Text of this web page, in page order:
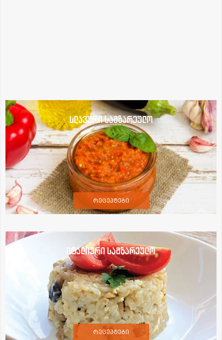
სლავური სამზარეულო
რეცეპტები
იტალიური სამზარეულო
რეცეპტები